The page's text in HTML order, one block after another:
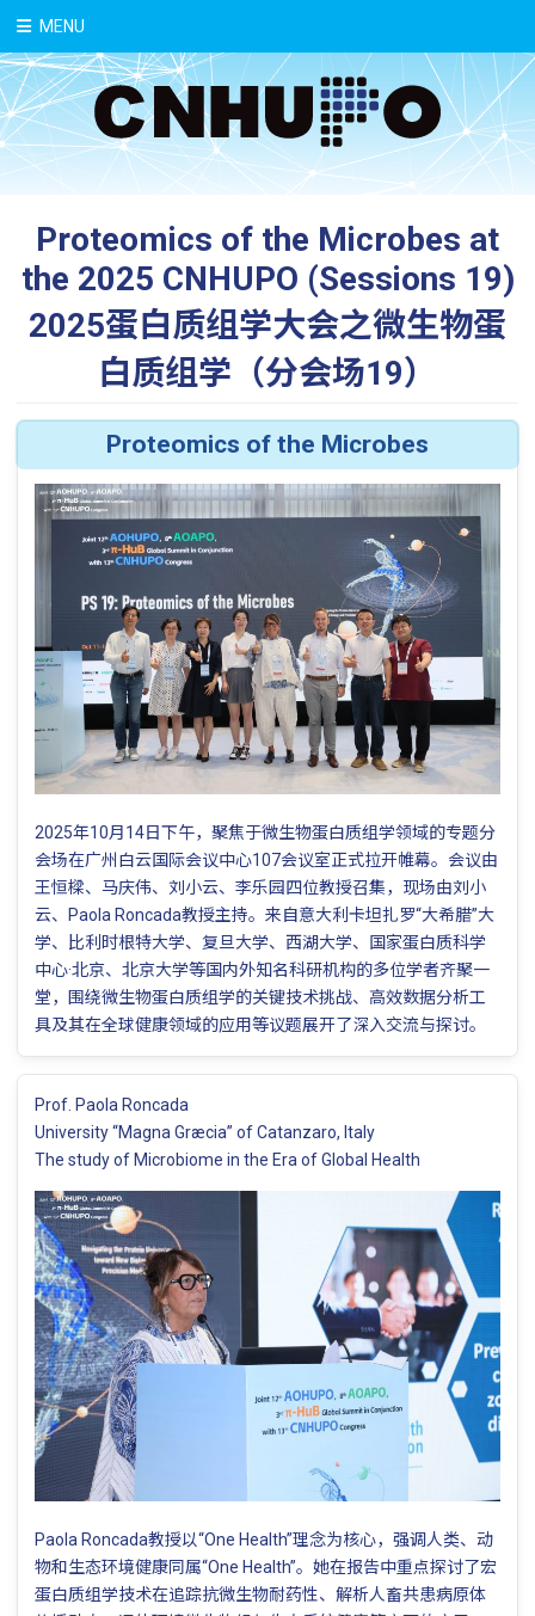
MENU
Proteomics of the Microbes at
the 2025 CNHUPO (Sessions 19)
2025蛋白质组学大会之微生物蛋
白质组学（分会场19）
Proteomics of the Microbes
2025年10月14日下午，聚焦于微生物蛋白质组学领域的专题分
会场在广州白云国际会议中心107会议室正式拉开帷幕。会议由
王恒樑、马庆伟、刘小云、李乐园四位教授召集，现场由刘小
云、Paola Roncada教授主持。来自意大利卡坦扎罗“大希腊”大
学、比利时根特大学、复旦大学、西湖大学、国家蛋白质科学
中心·北京、北京大学等国内外知名科研机构的多位学者齐聚一
堂，围绕微生物蛋白质组学的关键技术挑战、高效数据分析工
具及其在全球健康领域的应用等议题展开了深入交流与探讨。
Prof. Paola Roncada
University “Magna Græcia” of Catanzaro, Italy
The study of Microbiome in the Era of Global Health
Paola Roncada教授以“One Health”理念为核心，强调人类、动
物和生态环境健康同属“One Health”。她在报告中重点探讨了宏
蛋白质组学技术在追踪抗微生物耐药性、解析人畜共患病原体